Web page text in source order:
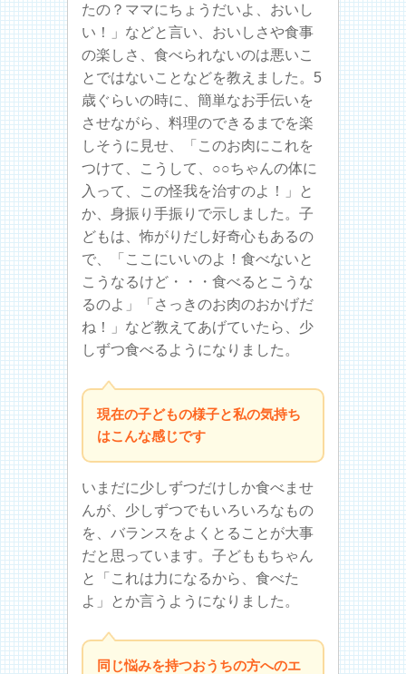
たの？ママにちょうだいよ、おいし
い！」などと言い、おいしさや食事
の楽しさ、食べられないのは悪いこ
とではないことなどを教えました。5
歳ぐらいの時に、簡単なお手伝いを
させながら、料理のできるまでを楽
しそうに見せ、「このお肉にこれを
つけて、こうして、○○ちゃんの体に
入って、この怪我を治すのよ！」と
か、身振り手振りで示しました。子
どもは、怖がりだし好奇心もあるの
で、「ここにいいのよ！食べないと
こうなるけど・・・食べるとこうな
るのよ」「さっきのお肉のおかげだ
ね！」など教えてあげていたら、少
しずつ食べるようになりました。
現在の子どもの様子と私の気持ち
はこんな感じです
いまだに少しずつだけしか食べませ
んが、少しずつでもいろいろなもの
を、バランスをよくとることが大事
だと思っています。子どももちゃん
と「これは力になるから、食べた
よ」とか言うようになりました。
同じ悩みを持つおうちの方へのエ